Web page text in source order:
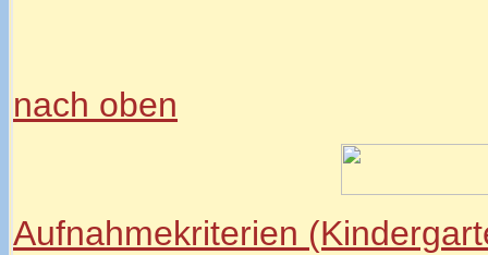
nach oben
Aufnahmekriterien